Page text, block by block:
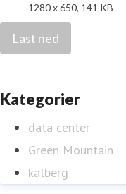
1280 x 650, 141 KB
Last ned
Kategorier
data center
Green Mountain
kalberg